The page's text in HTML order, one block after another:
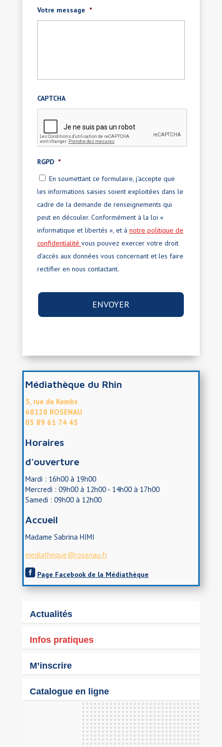
Actualités
Infos pratiques
M’inscrire
Catalogue en ligne
Votre message *
CAPTCHA
RGPD *
En soumettant ce formulaire, j'accepte que
les informations saisies soient exploitées dans le
cadre de la demande de renseignements qui
peut en découler. Conformément à la loi «
informatique et libertés », et à notre politique de
confidentialité vous pouvez exercer votre droit
d'accès aux données vous concernant et les faire
rectifier en nous contactant.
Médiathèque du Rhin
5, rue de Kembs
68128 ROSENAU
03 89 61 74 45
Horaires
d'ouverture
Mardi : 16h00 à 19h00
Mercredi : 09h00 à 12h00 - 14h00 à 17h00
Samedi : 09h00 à 12h00
Accueil
Madame Sabrina HIMI
mediatheque@rosenau.fr
 Page Facebook de la Médiathèque